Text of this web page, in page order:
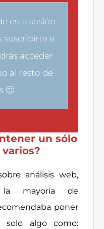
esta sesión
suscribirte a
acceder
al resto de
🙂
un sólo
análisis web,
la mayoría de
poner
algo como: